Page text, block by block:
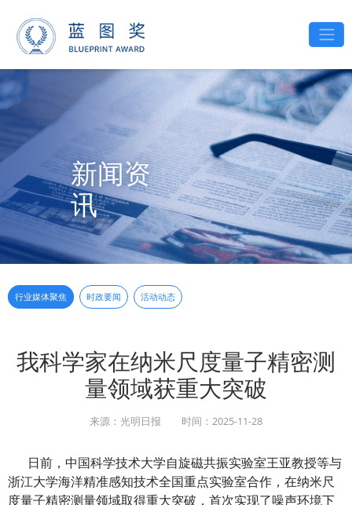
新闻资
讯
行业媒体聚焦 时政要闻 活动动态
我科学家在纳米尺度量子
量领域获重大突破